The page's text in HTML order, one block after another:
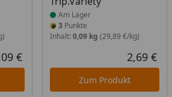
Aktueller Preis
€
Am Lager
3Punkte
Inhalt: 0,09 kg (29,89 €/kg)
2,69 €
Zum Produkt